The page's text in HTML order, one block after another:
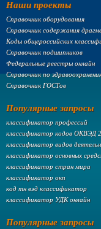
Наши проекты
Справочник оборудования
Справочник содержания
Коды общероссийских
Справочник подшипников
Федеральные реестры онлайн
Справочник по
Справочник ГОСТов
Популярные запросы
классификатор профессий
классификатор кодов ОКВЭД
классификатор видов
классификатор основных
классификатор стран мира
классификатор окп
код тн вэд классификатор
классификатор УДК онлайн
Популярные запросы